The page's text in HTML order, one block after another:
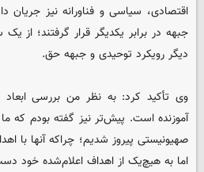
اقتصادی، سیاسی و فناورانه نیز
جبهه در برابر یکدیگر قرار گرفتند؛ از
دیگر رویکرد توحیدی و جبهه حق.
وی تأکید کرد: به نظر من بررسی
آموزنده است. پیش‌تر نیز گفته بودم که ما
صهیونیستی پیروز شدیم؛ چراکه آنها با
اما به هیچ‌یک از اهداف اعلام‌شده خود